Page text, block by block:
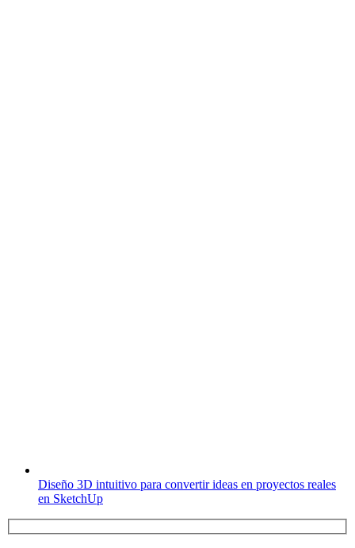
Diseño 3D intuitivo para convertir ideas en proyectos reales
en SketchUp